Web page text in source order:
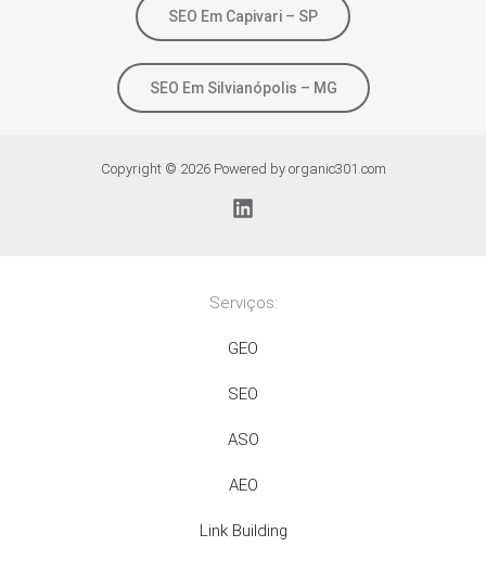
SEO Em Capivari – SP
SEO Em Silvianópolis – MG
Copyright © 2026 Powered by organic301.com
Serviços:
GEO
SEO
ASO
AEO
Link Building